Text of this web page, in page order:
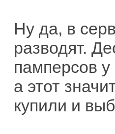
Ну да, в
разводят.
памперсов у
а этот
купили и